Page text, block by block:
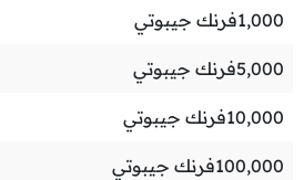
1,000فرنك جيبوتي
5,000فرنك جيبوتي
10,000فرنك جيبوتي
100,000فرنك جيبوتي